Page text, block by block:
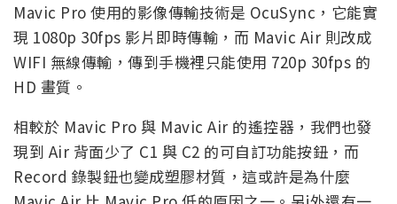
Mavic Pro 使用的影像傳輸技術是 OcuSync，它能實
現 1080p 30fps 影片即時傳輸，而 Mavic Air 則改成
WIFI 無線傳輸，傳到手機裡只能使用 720p 30fps 的
HD 畫質。
相較於 Mavic Pro 與 Mavic Air 的遙控器，我們也發
現到 Air 背面少了 C1 與 C2 的可自訂功能按鈕，而
Record 錄製鈕也變成塑膠材質，這或許是為什麼